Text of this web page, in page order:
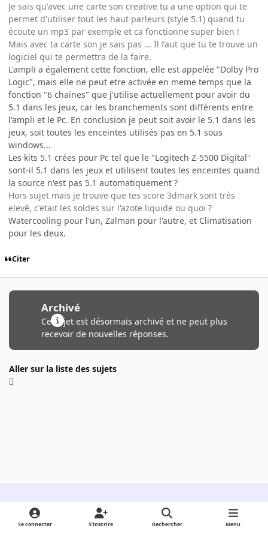
Je sais qu'avec une carte son creative tu a une option qui te
permet d'utiliser tout les haut parleurs (style 5.1) quand tu
écoute un mp3 par exemple et ca fonctionne super bien !
Mais avec ta carte son je sais pas ... Il faut que tu te trouve un
logiciel qui te permettra de la faire.
L'ampli a également cette fonction, elle est appelée "Dolby Pro
Logic", mais elle ne peut etre activée en meme temps que la
fonction "6 chaines" que j'utilise actuellement pour avoir du
5.1 dans les jeux, car les branchements sont différents entre
l'ampli et le Pc. En conclusion je peut soit avoir le 5.1 dans les
jeux, soit toutes les enceintes utilisés pas en 5.1 sous
windows...
Les kits 5.1 crées pour Pc tel que le "Logitech Z-5500 Digital"
sont-il 5.1 dans les jeux et utilisent toutes les enceintes quand
la source n'est pas 5.1 automatiquement ?
Hors sujet mais je trouve que tes score 3dmark sont très
elevé, c'etait les soldes sur l'azote liquide ou quoi ?
Watercooling pour l'un, Zalman pour l'autre, et Climatisation
pour les deux.
Citer
Archivé
Ce sujet est désormais archivé et ne peut plus
recevoir de nouvelles réponses.
Aller sur la liste des sujets
Light ModeDark ModeSystem Preference
Se connecter S’inscrire Rechercher Menu